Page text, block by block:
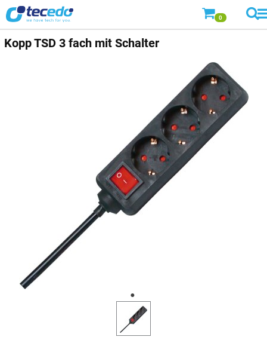
0
KoppTSD 3 fach mit Schalter